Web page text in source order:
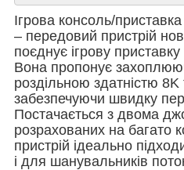
Ігрова консоль/
– передовий пристрій
поєднує ігрову
Вона пропонує
роздільною здатністю
забезпечуючи швидку
Постачається з двома
розрахованих на багато
пристрій ідеально
і для шанувальників